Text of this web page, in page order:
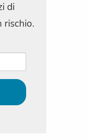
di
rischio.